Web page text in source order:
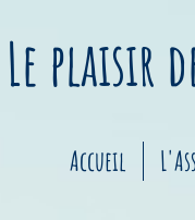
Le plaisir
Accueil